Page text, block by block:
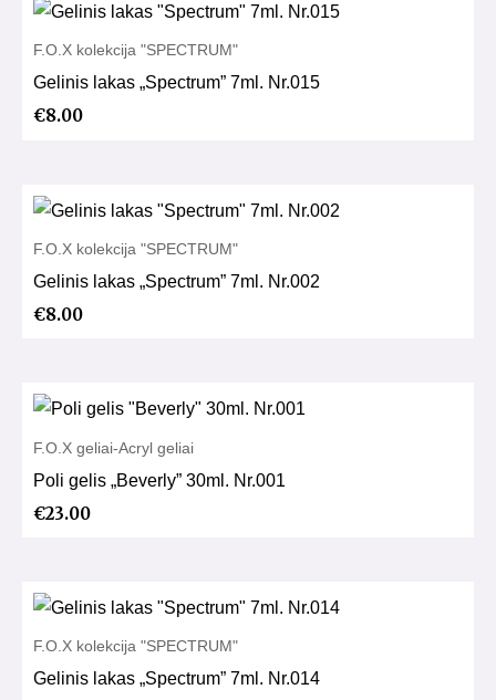
F.O.X kolekcija "SPECTRUM"
Gelinis lakas „Spectrum” 7ml. Nr.015
€8.00
F.O.X kolekcija "SPECTRUM"
Gelinis lakas „Spectrum” 7ml. Nr.002
€8.00
F.O.X geliai-Acryl geliai
Poli gelis „Beverly” 30ml. Nr.001
€23.00
F.O.X kolekcija "SPECTRUM"
Gelinis lakas „Spectrum” 7ml. Nr.014